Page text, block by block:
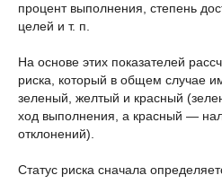
процент выполнения, степень
целей и т. п.
На основе этих показателей
риска, который в общем случае
зеленый, желтый и красный
ход выполнения, а красный —
отклонений).
Статус риска сначала